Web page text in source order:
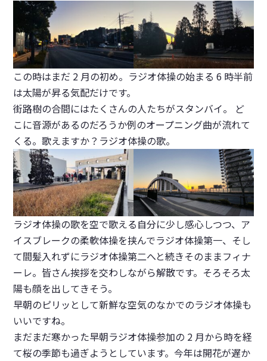
この時はまだ 2 月の初め。ラジオ体操の始まる 6 時半前
は太陽が昇る気配だけです。
街路樹の合間にはたくさんの人たちがスタンバイ。 ど
こに音源があるのだろうか例のオープニング曲が流れて
くる。歌えますか？ラジオ体操の歌。
ラジオ体操の歌を空で歌える自分に少し感心しつつ、ア
イスブレークの柔軟体操を挟んでラジオ体操第一、そし
て間髪入れずにラジオ体操第二へと続きそのままフィナ
ーレ。皆さん挨拶を交わしながら解散です。そろそろ太
陽も顔を出してきそう。
早朝のピリッとして新鮮な空気のなかでのラジオ体操も
いいですね。
まだまだ寒かった早朝ラジオ体操参加の 2 月から時を経
て桜の季節も過ぎようとしています。今年は開花が遅か